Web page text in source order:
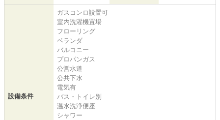
設備条件
ガスコンロ設置可
室内洗濯機置場
フローリング
ベランダ
バルコニー
プロパンガス
公営水道
公共下水
電気有
バス・トイレ別
温水洗浄便座
シャワー